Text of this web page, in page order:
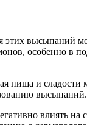
высыпаний
особенно в
пища и сладости
высыпаний.
влиять